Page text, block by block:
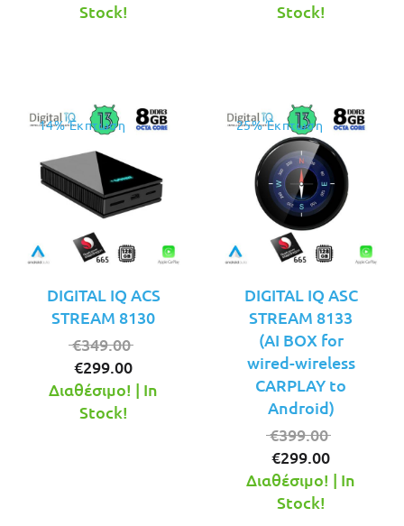
Stock!
Stock!
14% Έκπτωση
DIGITAL IQ ACS
STREAM 8130
€349.00
was:
€299.00
τρέχουσα
Διαθέσιμο! | In
Stock!
25% Έκπτωση
DIGITAL IQ ASC
STREAM 8133
(AI BOX for
wired-wireless
CARPLAY to
Android)
€399.00
was:
€299.00
τρέχουσα
Διαθέσιμο! | In
Stock!